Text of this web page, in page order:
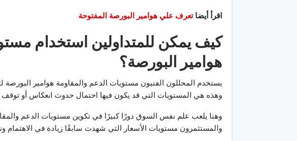
اقرأ أيضاتعرف علي هوامير البورصة المفتوحة
كيف يمكن للمتداولين استخدام
هوامير البورصة؟
يستخدم المحللون الفنيون مستويات الدعم والمقاومة هوامير
وهذه هي المستويات التي قد يكون فيها احتمال حدوث انعكاس أو
وهنا يلعب علم نفس السوق دورًا كبيرًا في تكوين مستويات الدعم
والمستثمرون مستويات الأسعار التي شهدت سابقًا زيادة في الاهتمام